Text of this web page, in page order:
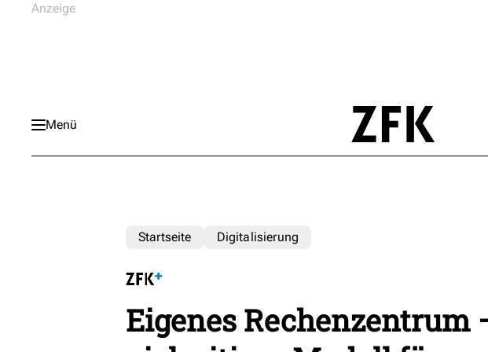
Menü
Startseite Digitalisierung
Eigenes Rechenzentrum